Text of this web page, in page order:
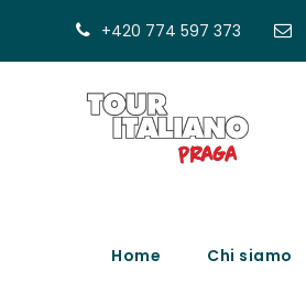
+420 774 597 373
Home Chi siamo